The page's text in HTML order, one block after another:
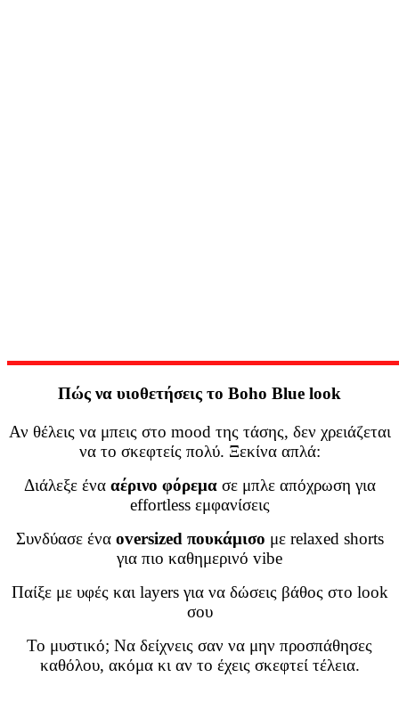
Πώς να υιοθετήσεις το Boho Blue look
Αν θέλεις να μπεις στο mood της τάσης, δεν χρειάζεται
να το σκεφτείς πολύ. Ξεκίνα απλά:
Διάλεξε ένα αέρινο φόρεμασε μπλε απόχρωση για
effortless εμφανίσεις
Συνδύασε ένα oversized πουκάμισο με relaxed shorts
για πιο καθημερινό vibe
Παίξε με υφές και layers για να δώσεις βάθος στο look
σου
Το μυστικό; Να δείχνεις σαν να μην προσπάθησες
καθόλου, ακόμα κι αν το έχεις σκεφτεί τέλεια.